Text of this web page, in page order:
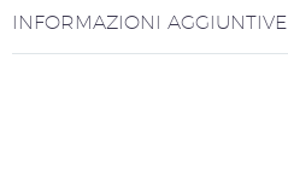
INFORMAZIONI AGGIUNTIVE